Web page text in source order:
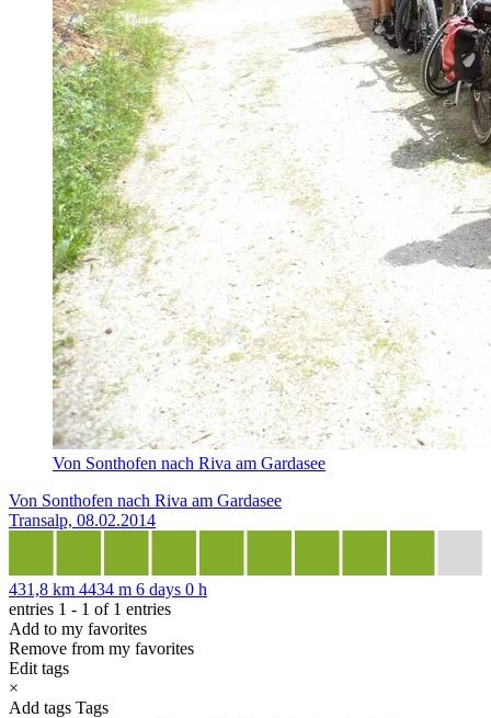
Von Sonthofen nach Riva am Gardasee
Von Sonthofen nach Riva am Gardasee
Transalp, 08.02.2014
431,8 km 4434 m 6 days 0 h
entries 1 - 1 of 1 entries
Add to my favorites
Remove from my favorites
Edit tags
×
Add tags Tags